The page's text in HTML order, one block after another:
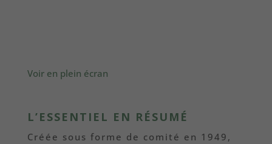
Voir en plein écran
L’ESSENTIEL EN RÉSUMÉ
Créée sous forme de comité en 1949,